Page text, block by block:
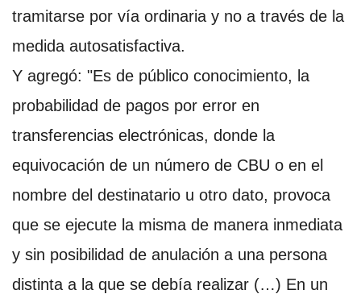
tramitarse por vía ordinaria y no a través de la
medida autosatisfactiva.
Y agregó: "Es de público conocimiento, la
probabilidad de pagos por error en
transferencias electrónicas, donde la
equivocación de un número de CBU o en el
nombre del destinatario u otro dato, provoca
que se ejecute la misma de manera inmediata
y sin posibilidad de anulación a una persona
distinta a la que se debía realizar (…) En un